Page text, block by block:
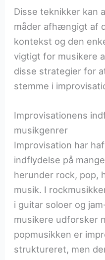
Disse teknikker kan
måder afhængigt af
kontekst og den
vigtigt for musikere
disse strategier for
stemme i
Improvisationens
musikgenrer
Improvisation har
indflydelse på
herunder rock, pop,
musik. I
i guitar soloer og
musikere udforsker
popmusikken er
struktureret, men